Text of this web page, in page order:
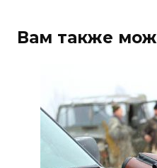
Вам также